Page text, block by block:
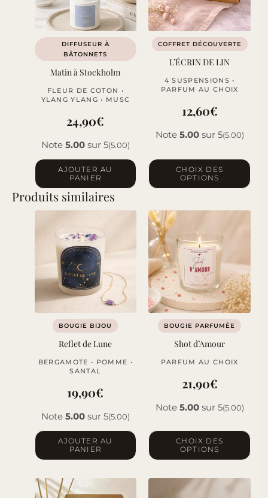
DIFFUSEUR À
BÂTONNETS
Matin à Stockholm
FLEUR DE COTON •
YLANG YLANG • MUSC
24,90€
Note 5.00sur 5(5.00)
AJOUTER AU
PANIER
COFFRET DÉCOUVERTE
L’ÉCRIN DE LIN
4 SUSPENSIONS •
PARFUM AU CHOIX
12,60€
Note 5.00sur 5(5.00)
CHOIX DES
OPTIONS
Ce
produit
plusieurs
Les
options
peuvent
être
choisies
sur
produit
Produits similaires
BOUGIE BIJOU
Reflet de Lune
BERGAMOTE • POMME •
SANTAL
19,90€
Note 5.00sur 5(5.00)
AJOUTER AU
PANIER
BOUGIE PARFUMÉE
Shot d’Amour
PARFUM AU CHOIX
21,90€
Note 5.00sur 5(5.00)
CHOIX DES
OPTIONS
Ce
produit
plusieurs